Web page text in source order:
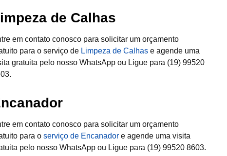
de Calhas
em contato conosco para solicitar um orçamento
para o serviço de Limpeza de Calhas e agende uma
gratuita pelo nosso WhatsApp ou Ligue para (19) 99520
em contato conosco para solicitar um orçamento
para oserviço de Encanador e agende uma visita
pelo nosso WhatsApp ou Ligue para (19) 99520 8603.